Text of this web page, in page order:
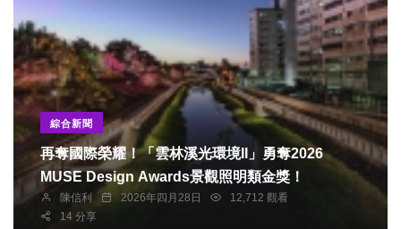
綜合新聞
再奪國際榮耀！「雲林溪光環境II」勇奪2026
MUSE Design Awards景觀照明類金獎！
陳信利 2026年四月28日
12,712 觀看
14 分享